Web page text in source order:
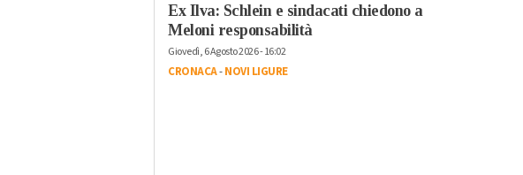
Ex Ilva: Schlein e sindacati chiedono a
Meloni responsabilità
Giovedì, 6 Agosto 2026 - 16:02
CRONACA-NOVI LIGURE